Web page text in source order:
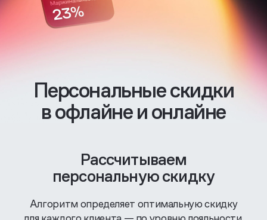
Персональные скидки
в офлайне и онлайне
Рассчитываем
персональную скидку
Алгоритм определяет оптимальную скидку